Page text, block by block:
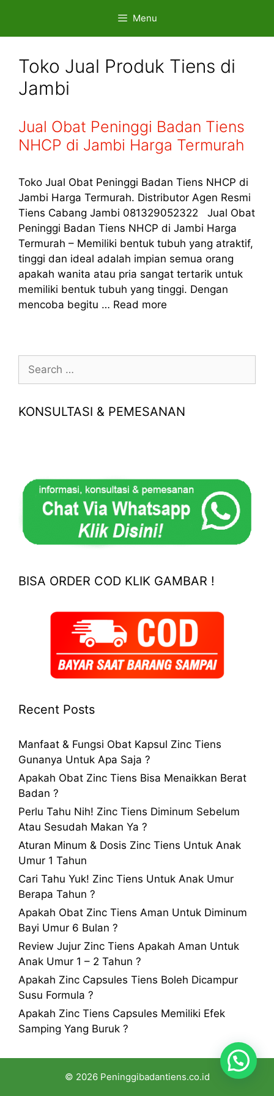
content
Menu
Toko Jual Produk Tiens di
Jambi
Jual Obat Peninggi Badan Tiens
NHCP di Jambi Harga Termurah
Toko Jual Obat Peninggi Badan Tiens NHCP di
Jambi Harga Termurah. Distributor Agen Resmi
Tiens Cabang Jambi 081329052322 Jual Obat
Peninggi Badan Tiens NHCP di Jambi Harga
Termurah – Memiliki bentuk tubuh yang atraktif,
tinggi dan ideal adalah impian semua orang
apakah wanita atau pria sangat tertarik untuk
memiliki bentuk tubuh yang tinggi. Dengan
mencoba begitu … Read more
Search
for:
KONSULTASI & PEMESANAN
BISA ORDER COD KLIK GAMBAR !
Recent Posts
Manfaat & Fungsi Obat Kapsul Zinc Tiens
Gunanya Untuk Apa Saja ?
Apakah Obat Zinc Tiens Bisa Menaikkan Berat
Badan ?
Perlu Tahu Nih! Zinc Tiens Diminum Sebelum
Atau Sesudah Makan Ya ?
Aturan Minum & Dosis Zinc Tiens Untuk Anak
Umur 1 Tahun
Cari Tahu Yuk! Zinc Tiens Untuk Anak Umur
Berapa Tahun ?
Apakah Obat Zinc Tiens Aman Untuk Diminum
Bayi Umur 6 Bulan ?
Review Jujur Zinc Tiens Apakah Aman Untuk
Anak Umur 1 – 2 Tahun ?
Apakah Zinc Capsules Tiens Boleh Dicampur
Susu Formula ?
Apakah Zinc Tiens Capsules Memiliki Efek
Samping Yang Buruk ?
© 2026 Peninggibadantiens.co.id